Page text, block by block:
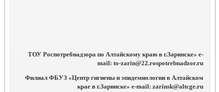
ТОУ Роспотребнадзора по Алтайскому краю в г.Заринске» e-
mail: to-zarin@22.rospotrebnadzor.ru
Филиал ФБУЗ «Центр гигиены и эпидемиологии в Алтайском
крае в г.Заринске» e-mail: zarinsk@altcge.ru